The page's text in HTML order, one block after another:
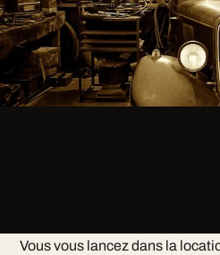
Vous vous lancez dans la